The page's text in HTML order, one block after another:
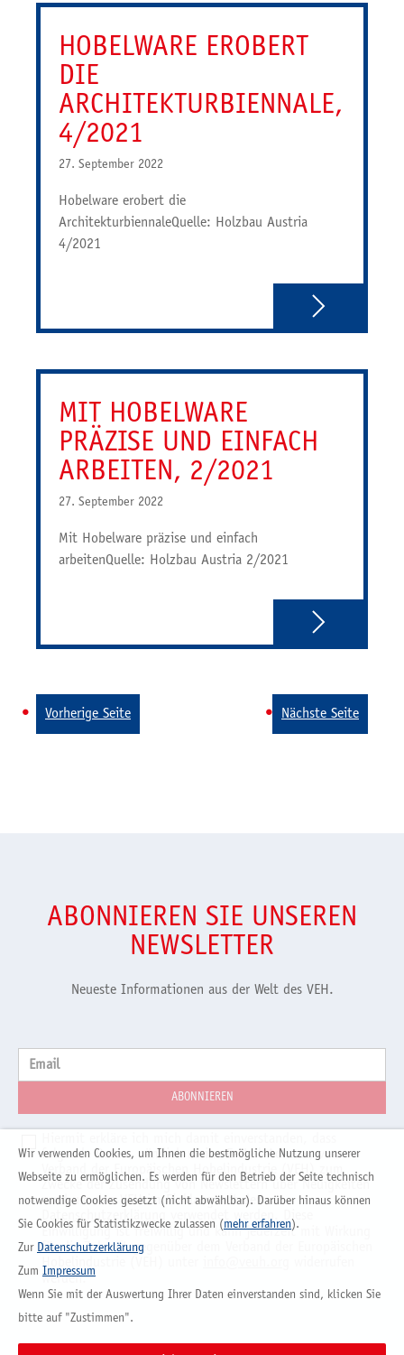
HOBELWARE EROBERT
DIE
ARCHITEKTURBIENNALE,
4/2021
27. September 2022
Hobelware erobert die
ArchitekturbiennaleQuelle: Holzbau Austria
4/2021
MIT HOBELWARE
PRÄZISE UND EINFACH
ARBEITEN, 2/2021
27. September 2022
Mit Hobelware präzise und einfach
arbeitenQuelle: Holzbau Austria 2/2021
Vorherige Seite Nächste Seite
ABONNIEREN SIE UNSEREN
NEWSLETTER
Neueste Informationen aus der Welt des VEH.
Email
folgende Daten, nämlich meine E-Mail-Adresse, vom
Verband der Europäischen Hobelindustrie (VEH) zum
Zwecke der Zusendung von Newslettern über Neuigkeiten
rund um den VEH im Einklang mit der
Datenschutzerklärung
verwendet werden. Diese
Einwilligung ist freiwillig und kann jederzeit mit Wirkung
für die Zukunft gegenüber dem Verband der Europäischen
Hobelindustrie (VEH) unter
werden.
Wir verwenden Cookies, um Ihnen die bestmögliche Nutzung unserer
Webseite zu ermöglichen. Es werden für den Betrieb der Seite technisch
notwendige Cookies gesetzt (nicht abwählbar). Darüber hinaus können
Sie Cookies für Statistikzwecke zulassen (mehr erfahren ).
Zur Datenschutzerklärung
Zum Impressum
Wenn Sie mit der Auswertung Ihrer Daten einverstanden sind, klicken Sie
bitte auf "Zustimmen".